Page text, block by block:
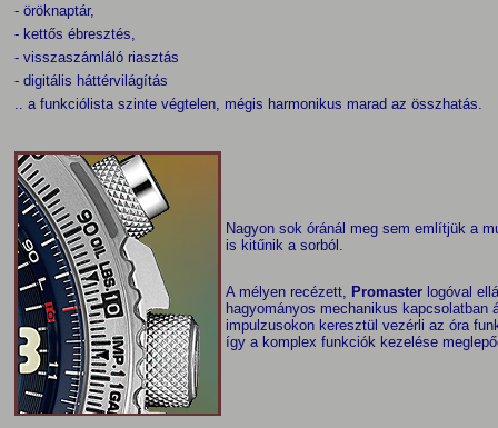
- öröknaptár,
- kettős ébresztés,
- visszaszámláló riasztás
- digitális háttérvilágítás
.. a funkciólista szinte végtelen, mégis harmonikus marad az összhatás.
Nagyon sok óránál meg sem említjük a
is kitűnik a sorból.
A mélyen recézett, Promaster logóval
hagyományos mechanikus
impulzusokon keresztül vezérli az óra
így a komplex funkciók kezelése